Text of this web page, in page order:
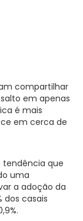
compartilhar
em apenas
é mais
em cerca de
tendência que
uma
a adoção da
dos casais